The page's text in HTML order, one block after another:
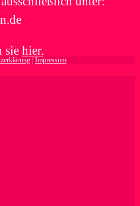
sie hier.
Impressum